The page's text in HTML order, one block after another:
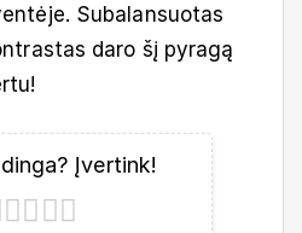
Subalansuotas
daro šį pyragą
Įvertink!